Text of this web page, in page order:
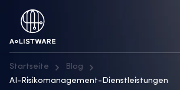
Startseite
Blog
AI-Risikomanagement-Dienstleistungen